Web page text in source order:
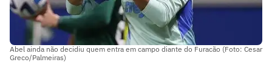
Abel ainda não decidiu quem entra em campo diante do Furacão (Foto: Cesar
Greco/Palmeiras)